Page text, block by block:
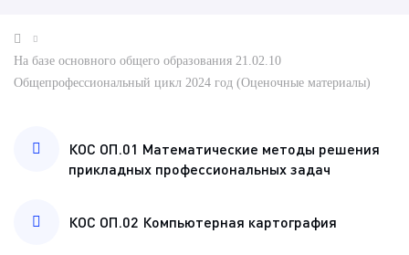
На базе основного общего образования 21.02.10
Общепрофессиональный цикл 2024 год (Оценочные материалы)
КОС ОП.01 Математические методы решения
прикладных профессиональных задач
КОС ОП.02 Компьютерная картография